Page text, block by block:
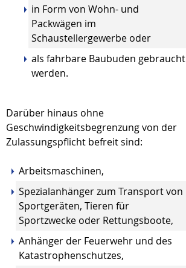
in Form von Wohn- und
Packwägen im
Schaustellergewerbe oder
als fahrbare Baubuden gebraucht
werden.
Darüber hinaus ohne
Geschwindigkeitsbegrenzung von der
Zulassungspflicht befreit sind:
Arbeitsmaschinen,
Spezialanhänger zum Transport von
Sportgeräten, Tieren für
Sportzwecke oder Rettungsboote,
Anhänger der Feuerwehr und des
Katastrophenschutzes,